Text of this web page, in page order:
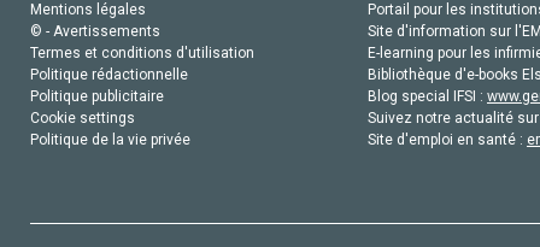
Mentions légales
© - Avertissements
Termes et conditions d'utilisation
Politique rédactionnelle
Politique publicitaire
Cookie settings
Politique de la vie privée
Portail pour les
Site d'information sur
E-learning pour les
Bibliothèque d'e-books
Blog special IFSI :
Suivez notre actualité
Site d'emploi en santé :